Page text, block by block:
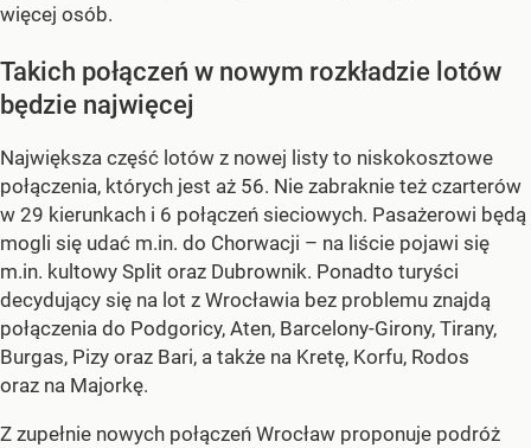
więcej osób.
Takich połączeń w nowym rozkładzie lotów
będzie najwięcej
Największa część lotów z nowej listy to niskokosztowe
połączenia, których jest aż 56. Nie zabraknie też czarterów
w 29 kierunkach i 6 połączeń sieciowych. Pasażerowi będą
mogli się udać m.in. do Chorwacji – na liście pojawi się
m.in. kultowy Split oraz Dubrownik. Ponadto turyści
decydujący się na lot z Wrocławia bez problemu znajdą
połączenia do Podgoricy, Aten, Barcelony-Girony, Tirany,
Burgas, Pizy oraz Bari, a także na Kretę, Korfu, Rodos
oraz na Majorkę.
Z zupełnie nowych połączeń Wrocław proponuje podróż